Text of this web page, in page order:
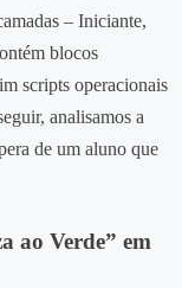
– Iniciante,
blocos
scripts operacionais
analisamos a
de um aluno que
ao Verde” em